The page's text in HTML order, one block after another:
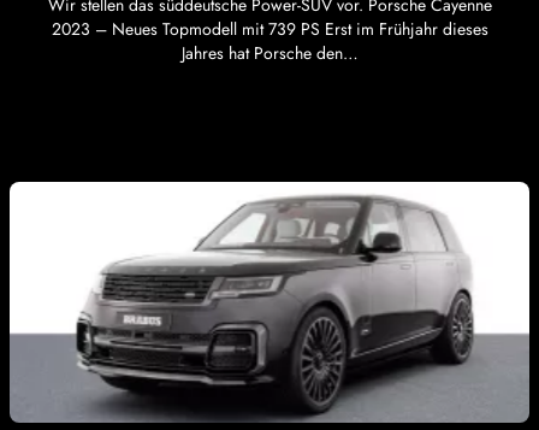
Wir stellen das süddeutsche Power-SUV vor. Porsche Cayenne
2023 – Neues Topmodell mit 739 PS Erst im Frühjahr dieses
Jahres hat Porsche den…